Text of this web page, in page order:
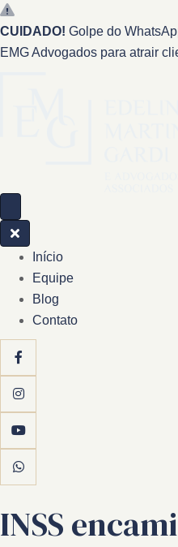
CUIDADO! Golpe do
EMG Advogados para atrair
Início
Equipe
Blog
Contato
INSS